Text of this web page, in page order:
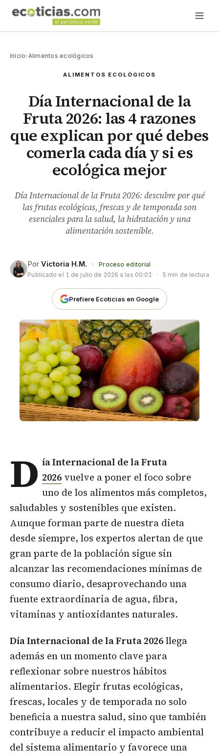
Inicio›Alimentos ecológicos
ALIMENTOS ECOLÓGICOS
Día Internacional de la
Fruta 2026: las 4 razones
que explican por qué debes
comerla cada día y si es
ecológica mejor
Día Internacional de la Fruta 2026: descubre por qué
las frutas ecológicas, frescas y de temporada son
esenciales para la salud, la hidratación y una
alimentación sostenible.
PorVictoria H.M. ·
Proceso editorial
Publicado el 1 de julio de 2026 a las 00:01 · 5 min de lectura
Prefiere Ecoticias en Google
D ía Internacional de la Fruta
2026 vuelve a poner el foco sobre
uno de los alimentos más completos,
saludables y sostenibles que existen.
Aunque forman parte de nuestra dieta
desde siempre, los expertos alertan de que
gran parte de la población sigue sin
alcanzar las recomendaciones mínimas de
consumo diario, desaprovechando una
fuente extraordinaria de agua, fibra,
vitaminas y antioxidantes naturales.
Día Internacional de la Fruta 2026llega
además en un momento clave para
reflexionar sobre nuestros hábitos
alimentarios. Elegir frutas ecológicas,
frescas, locales y de temporada no solo
beneficia a nuestra salud, sino que también
contribuye a reducir el impacto ambiental
del sistema alimentario y favorece una